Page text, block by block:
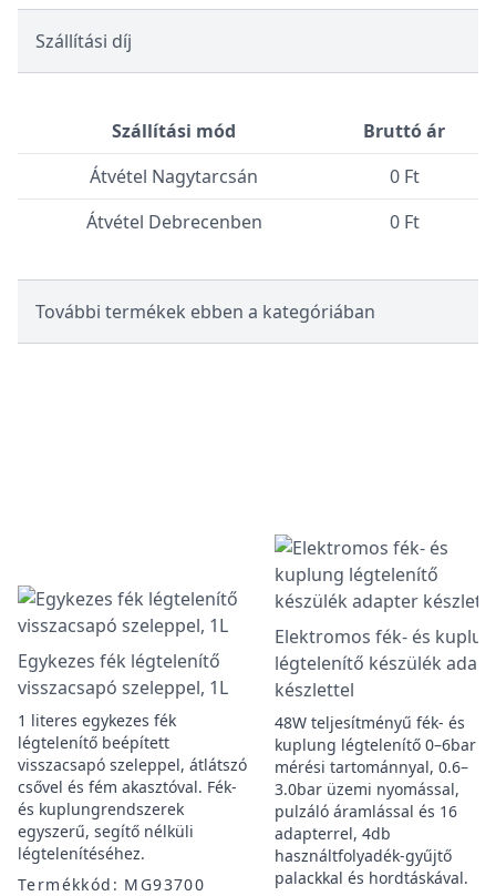
Szállítási díj
Szállítási mód
Bruttó ár
Átvétel Nagytarcsán
0 Ft
Átvétel Debrecenben
0 Ft
További termékek ebben a kategóriában
Egykezes fék légtelenítő
visszacsapó szeleppel, 1L
1 literes egykezes fék
légtelenítő beépített
visszacsapó szeleppel, átlátszó
csővel és fém akasztóval. Fék-
és kuplungrendszerek
egyszerű, segítő nélküli
légtelenítéséhez.
Termékkód: MG93700
Elektromos fék- és
légtelenítő készülék
készlettel
48W teljesítményű fék- és
kuplung légtelenítő 0–6bar
mérési tartománnyal, 0.6–
3.0bar üzemi nyomással,
pulzáló áramlással és 16
adapterrel, 4db
használtfolyadék-gyűjtő
palackkal és hordtáskával.